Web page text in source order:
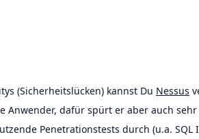
(Sicherheitslücken) kannst Du Nessus
Anwender, dafür spürt er aber auch
Penetrationstests durch (u.a. SQL